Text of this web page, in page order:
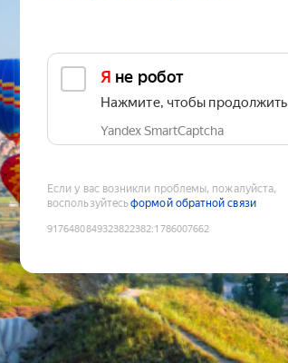
Я не робот
Нажмите, чтобы продолжить
Yandex SmartCaptcha
Если у вас возникли проблемы, пожалуйста,
воспользуйтесьформой обратной связи
9176480849323822382:1786007662